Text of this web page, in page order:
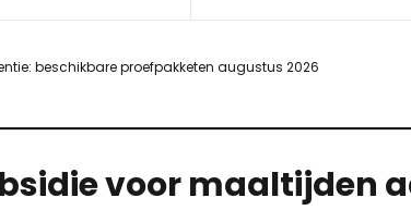
beschikbare proefpakketen augustus 2026
voor maaltijden